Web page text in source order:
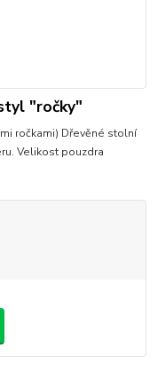
"ročky"
ročkami) Dřevěné stolní
Velikost pouzdra